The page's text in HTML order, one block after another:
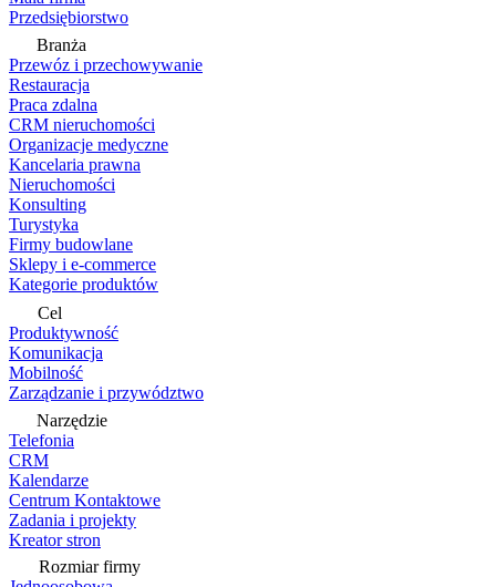
Przedsiębiorstwo
Branża
Przewóz i przechowywanie
Restauracja
Praca zdalna
CRM nieruchomości
Organizacje medyczne
Kancelaria prawna
Nieruchomości
Konsulting
Turystyka
Firmy budowlane
Sklepy i e-commerce
Kategorie produktów
Cel
Produktywność
Komunikacja
Mobilność
Zarządzanie i przywództwo
Narzędzie
Telefonia
CRM
Kalendarze
Centrum Kontaktowe
Zadania i projekty
Kreator stron
Rozmiar firmy